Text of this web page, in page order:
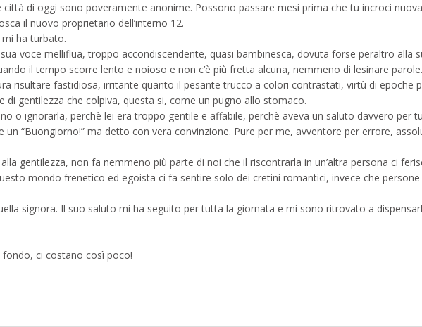
di oggi sono poveramente anonime. Possono passare mesi prima che tu incroci
il nuovo proprietario dell’interno 12.
ha turbato.
voce melliflua, troppo accondiscendente, quasi bambinesca, dovuta forse peraltro alla
il tempo scorre lento e noioso e non c’è più fretta alcuna, nemmeno di lesinare parole.
risultare fastidiosa, irritante quanto il pesante trucco a colori contrastati, virtù di epoche
di gentilezza che colpiva, questa si, come un pugno allo stomaco.
o ignorarla, perchè lei era troppo gentile e affabile, perchè aveva un saluto davvero per
un “Buongiorno!” ma detto con vera convinzione. Pure per me, avventore per errore,
gentilezza, non fa nemmeno più parte di noi che il riscontrarla in un’altra persona ci
mondo frenetico ed egoista ci fa sentire solo dei cretini romantici, invece che persone
signora. Il suo saluto mi ha seguito per tutta la giornata e mi sono ritrovato a
ci costano così poco!